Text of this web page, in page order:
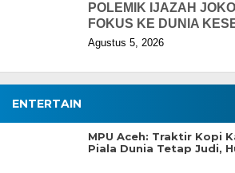
POLEMIK IJAZAH
FOKUS KE DUNIA
Agustus 5, 2026
ENTERTAIN
MPU Aceh: Traktir Kopi
Piala Dunia Tetap Judi,